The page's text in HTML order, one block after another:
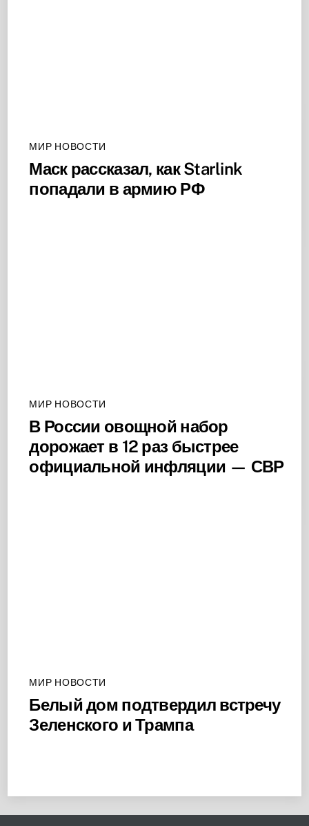
МИР НОВОСТИ
Маск рассказал, как Starlink
попадали в армию РФ
МИР НОВОСТИ
В России овощной набор
дорожает в 12 раз быстрее
официальной инфляции — СВР
МИР НОВОСТИ
Белый дом подтвердил встречу
Зеленского и Трампа